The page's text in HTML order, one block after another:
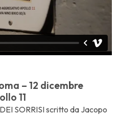
– 12 dicembre
11
SORRISI scritto da Jacopo